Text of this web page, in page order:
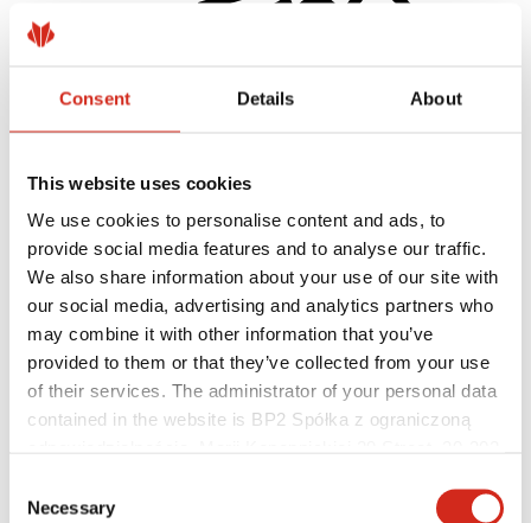
Consent Details About
This website uses cookies
We use cookies to personalise content and ads, to
provide social media features and to analyse our traffic.
We also share information about your use of our site with
our social media, advertising and analytics partners who
may combine it with other information that you’ve
provided to them or that they’ve collected from your use
of their services. The administrator of your personal data
contained in the website is BP2 Spółka z ograniczoną
121387608.
Selection
Necessary
Kivitelezők
Bajnokok Akadémiája
Gyakorlati képzés
Mobil Bajnokok Akadémiája
Szerelési útmutatók
Műszaki támogatás
MASTER ROOFER
Letölthető fájlok